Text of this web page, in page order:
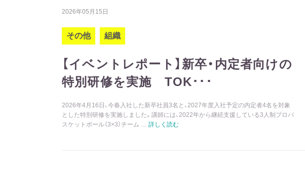
2026年05月15日
その他 組織
【イベントレポート】新卒・内定者向けの
特別研修を実施 TOK･･･
2026年4月16日、今春入社した新卒社員3名と、2027年度入社予定の内定者4名を対象
とした特別研修を実施しました。講師には、2022年から継続支援している3人制プロバ
スケットボール（3×3）チーム … 詳しく読む